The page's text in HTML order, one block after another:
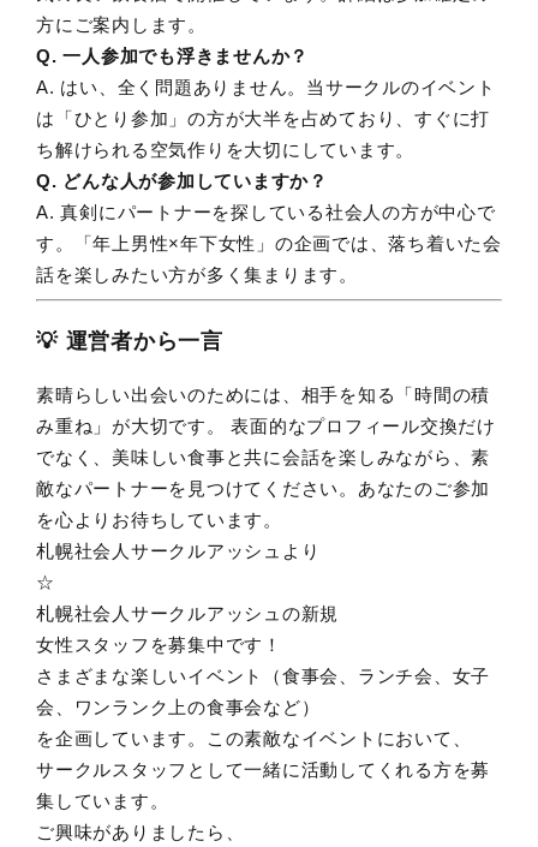
方にご案内します。
Q. 一人参加でも浮きませんか？
A. はい、全く問題ありません。当サークルのイベント
は「ひとり参加」の方が大半を占めており、すぐに打
ち解けられる空気作りを大切にしています。
Q. どんな人が参加していますか？
A. 真剣にパートナーを探している社会人の方が中心で
す。「年上男性×年下女性」の企画では、落ち着いた会
話を楽しみたい方が多く集まります。
💡 運営者から一言
素晴らしい出会いのためには、相手を知る「時間の積
み重ね」が大切です。 表面的なプロフィール交換だけ
でなく、美味しい食事と共に会話を楽しみながら、素
敵なパートナーを見つけてください。あなたのご参加
を心よりお待ちしています。
札幌社会人サークルアッシュより
☆
札幌社会人サークルアッシュの新規
女性スタッフを募集中です！
さまざまな楽しいイベント（食事会、ランチ会、女子
会、ワンランク上の食事会など）
を企画しています。この素敵なイベントにおいて、
サークルスタッフとして一緒に活動してくれる方を募
集しています。
ご興味がありましたら、